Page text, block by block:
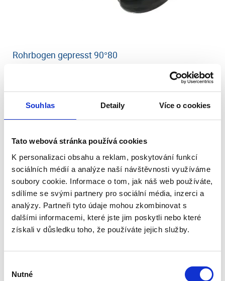
Souhlas Detaily Více o cookies
Tato webová stránka používá cookies
K personalizaci obsahu a reklam, poskytování funkcí
sociálních médií a analýze naší návštěvnosti využíváme
soubory cookie. Informace o tom, jak náš web používáte,
sdílíme se svými partnery pro sociální média, inzerci a
analýzy. Partneři tyto údaje mohou zkombinovat s
dalšími informacemi, které jste jim poskytli nebo které
získali v důsledku toho, že používáte jejich služby.
souhlasu
Nutné
Rohrbogen gepresst 90°80
7.19 €
6.04 € ohne MwSt.
In den Warenkorb
90° Bogen zu Rohr mit Innen Ø80,aus verzinktem Blech,für die
Verbindung von Bogen zu Bogen sind externe Muffen erforderlich